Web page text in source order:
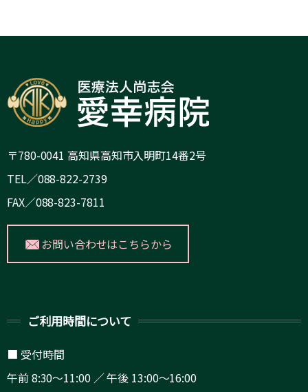
〒780-0041 高知県高知市入明町14番2号
TEL／088-822-2739
FAX／088-823-7811
お問い合わせはこちらから
ご利用時間について
■ 受付時間
午前 8:30～11:00 ／ 午後 13:00～16:00